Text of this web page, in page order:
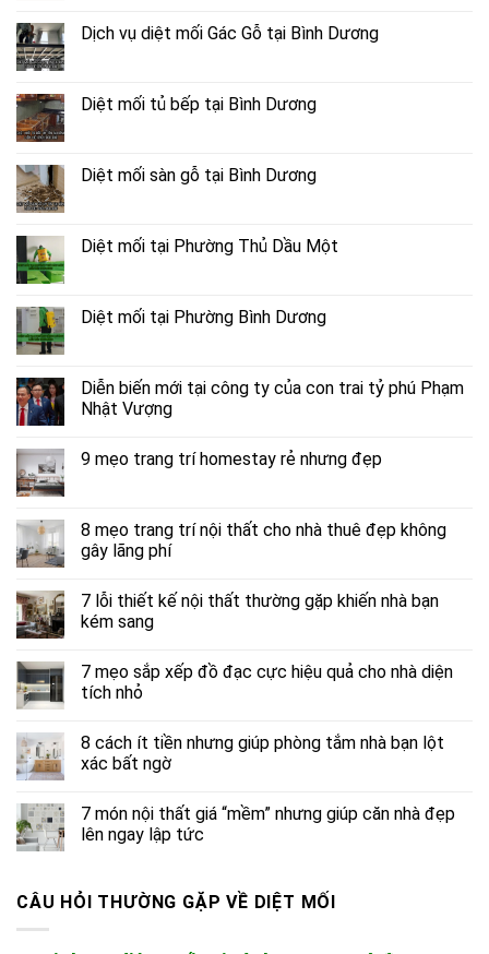
Dịch vụ diệt mối Gác Gỗ tại Bình Dương
Diệt mối tủ bếp tại Bình Dương
Diệt mối sàn gỗ tại Bình Dương
Diệt mối tại Phường Thủ Dầu Một
Diệt mối tại Phường Bình Dương
Diễn biến mới tại công ty của con trai tỷ phú Phạm
Nhật Vượng
9 mẹo trang trí homestay rẻ nhưng đẹp
8 mẹo trang trí nội thất cho nhà thuê đẹp không
gây lãng phí
7 lỗi thiết kế nội thất thường gặp khiến nhà bạn
kém sang
7 mẹo sắp xếp đồ đạc cực hiệu quả cho nhà diện
tích nhỏ
8 cách ít tiền nhưng giúp phòng tắm nhà bạn lột
xác bất ngờ
7 món nội thất giá “mềm” nhưng giúp căn nhà đẹp
lên ngay lập tức
CÂU HỎI THƯỜNG GẶP VỀ DIỆT MỐI